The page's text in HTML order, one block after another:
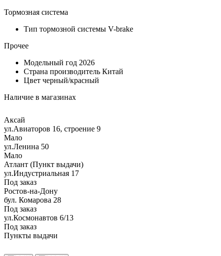
Тормозная система
Тип тормозной системы V-brake
Прочее
Модельный год 2026
Страна производитель Китай
Цвет черный/красный
Наличие в магазинах
Аксай
ул.Авиаторов 16, строение 9
Мало
ул.Ленина 50
Мало
Атлант (Пункт выдачи)
ул.Индустриальная 17
Под заказ
Ростов-на-Дону
бул. Комарова 28
Под заказ
ул.Космонавтов 6/13
Под заказ
Пункты выдачи